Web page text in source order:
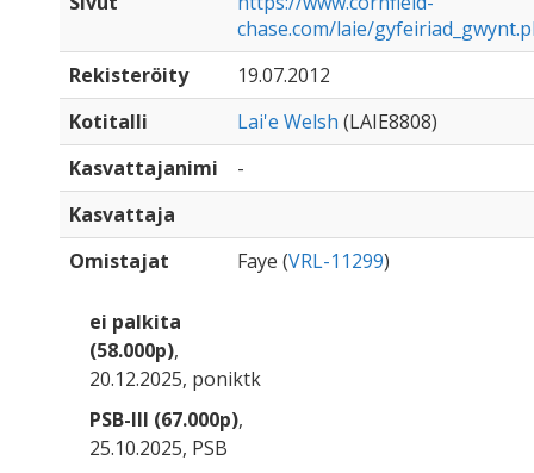
chase.com/laie/
Rekisteröity
19.07.2012
Kotitalli
Lai'e Welsh (LAIE8808)
Kasvattajanimi
-
Kasvattaja
Omistajat
Faye (VRL-11299)
ei palkita
(58.000p),
20.12.2025, poniktk
PSB-III (67.000p),
25.10.2025, PSB